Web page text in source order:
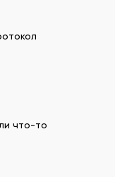
что-то